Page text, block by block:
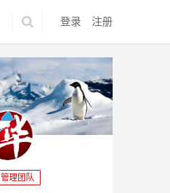
登录 注册
管理团队